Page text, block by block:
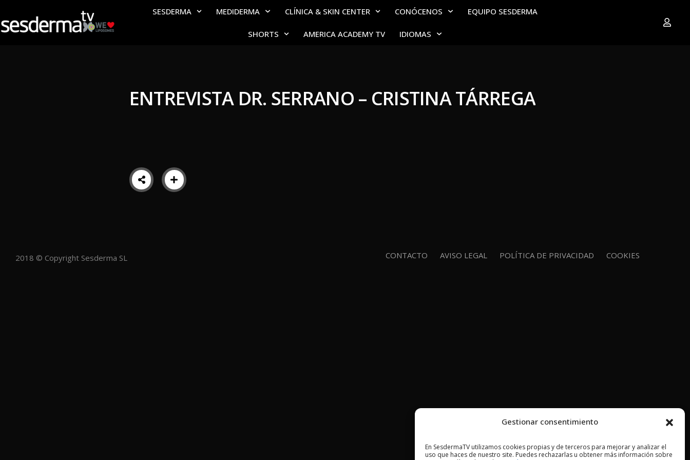
Gestionar consentimiento
En SesdermaTV utilizamos cookies propias y de terceros para mejorar y analizar el
uso que haces de nuestro site. Puedes rechazarlas u obtener más información sobre
SESDERMA MEDIDERMA CLÍNICA & SKIN CENTER CONÓCENOS EQUIPO SESDERMA
SHORTS AMERICA ACADEMY TV IDIOMAS
ENTREVISTA DR. SERRANO – CRISTINA TÁRREGA
2018 © Copyright Sesderma SL CONTACTO AVISO LEGAL POLÍTICA DE PRIVACIDAD COOKIES